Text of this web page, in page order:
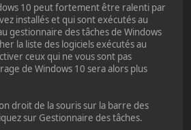
10 peut fortement être ralenti par
installés et qui sont exécutés au
gestionnaire des tâches de Windows
la liste des logiciels exécutés au
ceux qui ne vous sont pas
de Windows 10 sera alors plus
droit de la souris sur la barre des
sur Gestionnaire des tâches.